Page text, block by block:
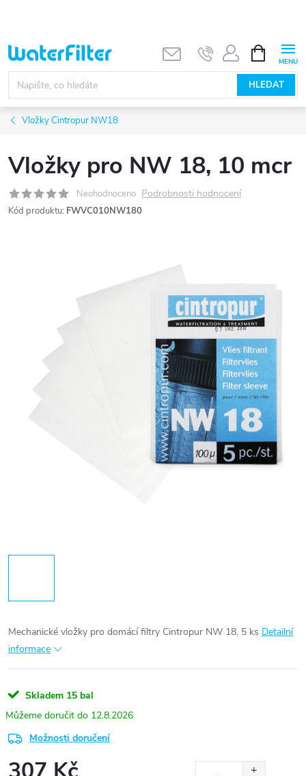
obsah
HLEDAT
NÁKUPNÍ
KOŠÍK
Vložky Cintropur NW18
Vložky pro NW 18, 10 mcr
Neohodnoceno Podrobnosti hodnocení
Kód produktu: FWVC010NW180
Mechanické vložky pro domácí filtry Cintropur NW 18, 5 ks Detailní
informace
Skladem 15 bal
12.8.2026
Možnosti doručení